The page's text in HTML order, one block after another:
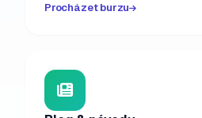
Procházet burzu